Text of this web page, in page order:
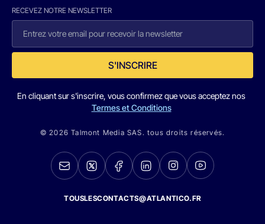
RECEVEZ NOTRE NEWSLETTER
S'INSCRIRE
En cliquant sur s'inscrire, vous confirmez que vous acceptez nos
Termes et Conditions
© 2026 Talmont Media SAS. tous droits réservés.
TOUSLESCONTACTS@ATLANTICO.FR